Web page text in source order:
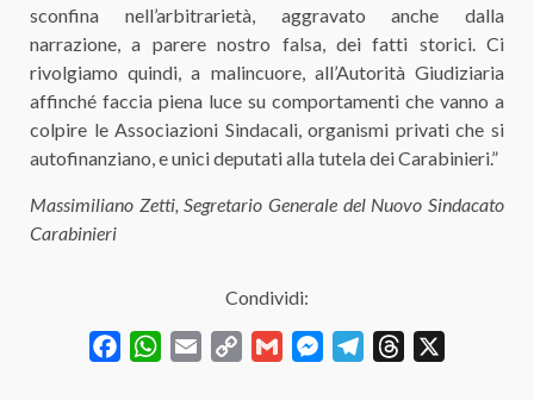
sconfina nell’arbitrarietà, aggravato anche dalla
narrazione, a parere nostro falsa, dei fatti storici. Ci
rivolgiamo quindi, a malincuore, all’Autorità Giudiziaria
affinché faccia piena luce su comportamenti che vanno a
colpire le Associazioni Sindacali, organismi privati che si
autofinanziano, e unici deputati alla tutela dei Carabinieri.”
Massimiliano Zetti, Segretario Generale del Nuovo Sindacato
Carabinieri
Condividi:
FacebookWhatsApp
Email
Copy
Gmail MessengerTelegramThreads